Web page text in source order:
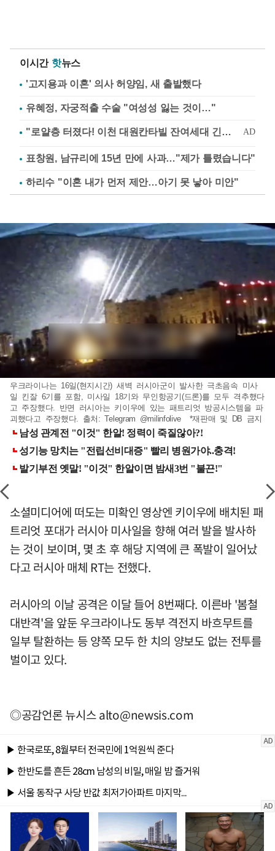
이시간 핫뉴스
'고지용과 이혼' 의사 허양임, 새 출발했다
유혜정, 자궁적출 수술 "여성성 잃는 것이…"
표창원, 남규리에 15년 만에 사과…"제가 틀렸습니다"
하리수 "이혼 내가 먼저 제안…아기 못 낳아 미안"
우크라이나는 16일(현지시간) 새벽 러시아군이 발사한 극초음속 미사
일 킨잘 6기를 포함, 미사일 18기와 무인항공기(드론)를 모두 격추했다
고 주장했다. 반면 러시아는 키이우에 있는 패트리엇 방공시스템을 파
괴했다고 주장했다. 출처: Telegram @milinfolive *재판매 및 DB 금지
소셜미디어에 떠도는 미확인 영상엔 키이우에 배치된 패
트리엇 포대가 러시아 미사일을 향해 여러 발을 발사하
는 것이 보이며, 몇 초 후 해당 지역에 큰 폭발이 일어났
다고 러시아 매체 RT는 전했다.
러시아의 이날 공격은 이달 들어 8번째다. 이른바 '봄철
대반격'을 앞둔 우크라이나도 동부 격전지 바흐무트를
일부 탈환하는 등 양쪽 모두 한 치의 양보도 없는 전투를
벌이고 있다.
◎공감언론 뉴시스alto@newsis.com